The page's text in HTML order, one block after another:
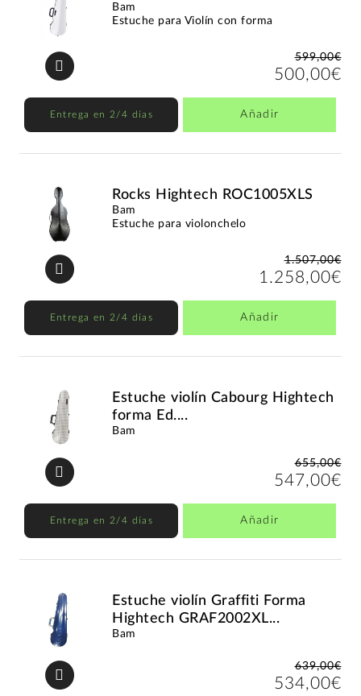
Bam
Estuche para Violín con forma
599,00€
500,00€
Entrega en 2/4 días Añadir
Rocks Hightech ROC1005XLS
Bam
Estuche para violonchelo
1.507,00€
1.258,00€
Entrega en 2/4 días Añadir
Estuche violín Cabourg Hightech
forma Ed....
Bam
655,00€
547,00€
Entrega en 2/4 días Añadir
Estuche violín Graffiti Forma
Hightech GRAF2002XL...
Bam
639,00€
534,00€